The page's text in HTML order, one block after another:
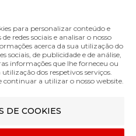
com Aros Anita Miss Spacer
para personalizar conteúdo e
redes sociais e analisar o nosso
acerca da sua utilização do
sociais, de publicidade e de análise,
informações que lhe forneceu ou
dos respetivos serviços.
continuar a utilizar o nosso website.
DE COOKIES